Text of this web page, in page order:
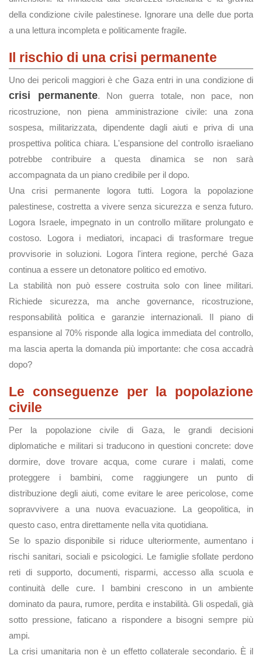
della condizione civile palestinese. Ignorare una delle due porta
a una lettura incompleta e politicamente fragile.
Il rischio di una crisi permanente
Uno dei pericoli maggiori è che Gaza entri in una condizione di
crisi permanente. Non guerra totale, non pace, non
ricostruzione, non piena amministrazione civile: una zona
sospesa, militarizzata, dipendente dagli aiuti e priva di una
prospettiva politica chiara. L'espansione del controllo israeliano
potrebbe contribuire a questa dinamica se non sarà
accompagnata da un piano credibile per il dopo.
Una crisi permanente logora tutti. Logora la popolazione
palestinese, costretta a vivere senza sicurezza e senza futuro.
Logora Israele, impegnato in un controllo militare prolungato e
costoso. Logora i mediatori, incapaci di trasformare tregue
provvisorie in soluzioni. Logora l'intera regione, perché Gaza
continua a essere un detonatore politico ed emotivo.
La stabilità non può essere costruita solo con linee militari.
Richiede sicurezza, ma anche governance, ricostruzione,
responsabilità politica e garanzie internazionali. Il piano di
espansione al 70% risponde alla logica immediata del controllo,
ma lascia aperta la domanda più importante: che cosa accadrà
dopo?
Le conseguenze per la popolazione
civile
Per la popolazione civile di Gaza, le grandi decisioni
diplomatiche e militari si traducono in questioni concrete: dove
dormire, dove trovare acqua, come curare i malati, come
proteggere i bambini, come raggiungere un punto di
distribuzione degli aiuti, come evitare le aree pericolose, come
sopravvivere a una nuova evacuazione. La geopolitica, in
questo caso, entra direttamente nella vita quotidiana.
Se lo spazio disponibile si riduce ulteriormente, aumentano i
rischi sanitari, sociali e psicologici. Le famiglie sfollate perdono
reti di supporto, documenti, risparmi, accesso alla scuola e
continuità delle cure. I bambini crescono in un ambiente
dominato da paura, rumore, perdita e instabilità. Gli ospedali, già
sotto pressione, faticano a rispondere a bisogni sempre più
ampi.
La crisi umanitaria non è un effetto collaterale secondario. È il